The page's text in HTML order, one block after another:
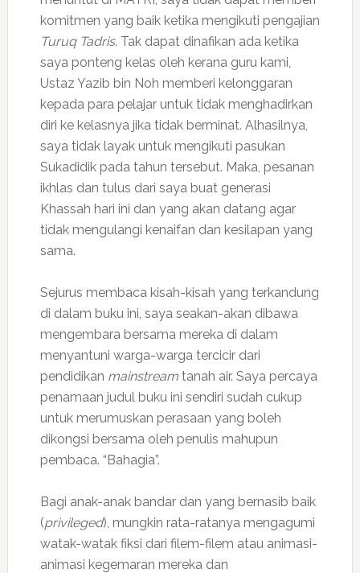
komitmen yang baik ketika mengikuti pengajian
Turuq Tadris. Tak dapat dinafikan ada ketika
saya ponteng kelas oleh kerana guru kami,
Ustaz Yazib bin Noh memberi kelonggaran
kepada para pelajar untuk tidak menghadirkan
diri ke kelasnya jika tidak berminat. Alhasilnya,
saya tidak layak untuk mengikuti pasukan
Sukadidik pada tahun tersebut. Maka, pesanan
ikhlas dan tulus dari saya buat generasi
Khassah hari ini dan yang akan datang agar
tidak mengulangi kenaifan dan kesilapan yang
sama.
Sejurus membaca kisah-kisah yang terkandung
di dalam buku ini, saya seakan-akan dibawa
mengembara bersama mereka di dalam
menyantuni warga-warga tercicir dari
pendidikan mainstreamtanah air. Saya percaya
penamaan judul buku ini sendiri sudah cukup
untuk merumuskan perasaan yang boleh
dikongsi bersama oleh penulis mahupun
pembaca. “Bahagia”.
Bagi anak-anak bandar dan yang bernasib baik
(privileged), mungkin rata-ratanya mengagumi
watak-watak fiksi dari filem-filem atau animasi-
animasi kegemaran mereka dan